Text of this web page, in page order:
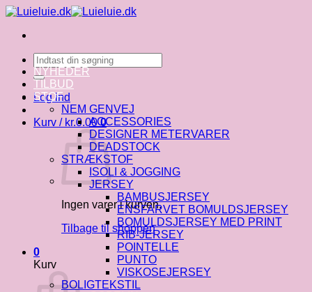
Fortsæt
indhold
Søg
efter:
Log ind
Kurv / kr.0.00 0
Ingen varer i kurven.
Tilbage til shoppen
0
Kurv
NYHEDER
TILBUD
STOF
NEM GENVEJ
ACCESSORIES
DESIGNER METERVARER
DEADSTOCK
STRÆKSTOF
ISOLI & JOGGING
JERSEY
BAMBUSJERSEY
ENSFARVET BOMULDSJERSEY
BOMULDSJERSEY MED PRINT
RIB-JERSEY
POINTELLE
PUNTO
VISKOSEJERSEY
BOLIGTEKSTIL